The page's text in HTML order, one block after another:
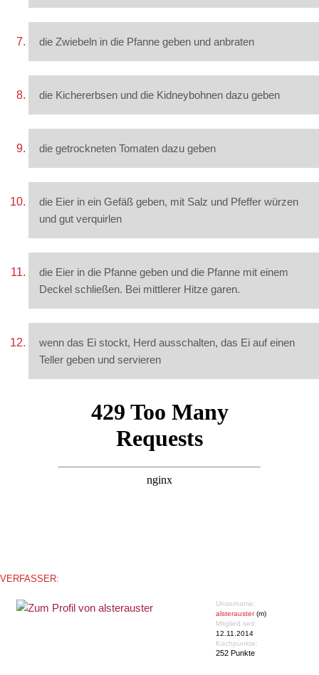
die Zwiebeln in die Pfanne geben und anbraten
die Kichererbsen und die Kidneybohnen dazu geben
die getrockneten Tomaten dazu geben
die Eier in ein Gefäß geben, mit Salz und Pfeffer würzen
und gut verquirlen
die Eier in die Pfanne geben und die Pfanne mit einem
Deckel schließen. Bei mittlerer Hitze garen.
wenn das Ei stockt, Herd ausschalten, das Ei auf einen
Teller geben und servieren
VERFASSER:
Unsername:
alsterauster(m)
Mitglied seit:
12.11.2014
Kochpunkte:
252 Punkte